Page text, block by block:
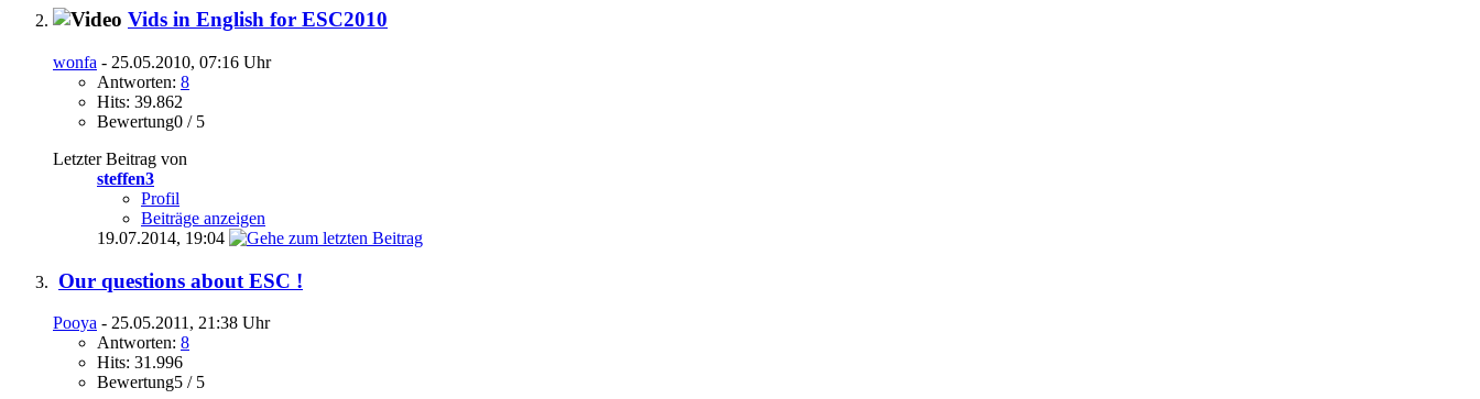
Vids in English for ESC2010
wonfa - 25.05.2010, 07:16 Uhr
Antworten: 8
Hits: 39.862
Bewertung0 / 5
Letzter Beitrag von
steffen3
Profil
Beiträge anzeigen
19.07.2014, 19:04
Our questions about ESC !
Pooya - 25.05.2011, 21:38 Uhr
Antworten: 8
Hits: 31.996
Bewertung5 / 5